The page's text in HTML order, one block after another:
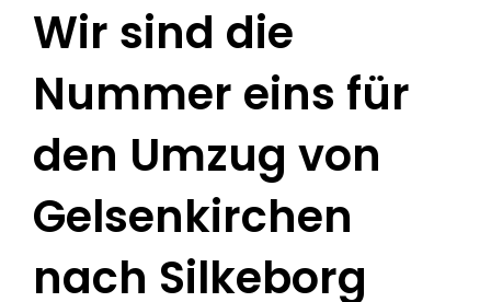
Wir sind die
Nummer eins für
den Umzug von
Gelsenkirchen
nach Silkeborg